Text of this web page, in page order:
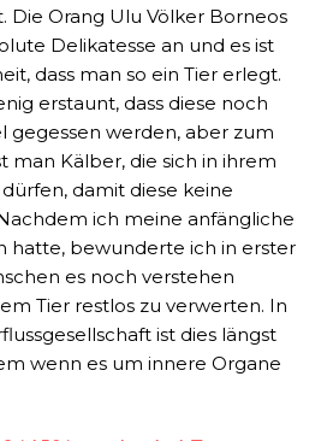
Die Orang Ulu Völker Borneos
Delikatesse an und es ist
dass man so ein Tier erlegt.
erstaunt, dass diese noch
gegessen werden, aber zum
man Kälber, die sich in ihrem
damit diese keine
ich meine anfängliche
hatte, bewunderte ich in erster
es noch verstehen
Tier restlos zu verwerten. In
ist dies längst
wenn es um innere Organe